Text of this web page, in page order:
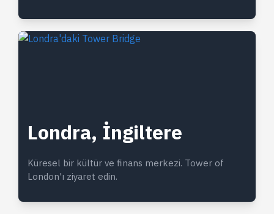
Londra, İngiltere
Küresel bir kültür ve finans merkezi. Tower of
London'ı ziyaret edin.